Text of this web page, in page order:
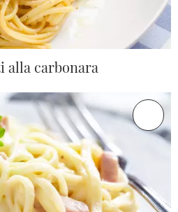
alla carbonara